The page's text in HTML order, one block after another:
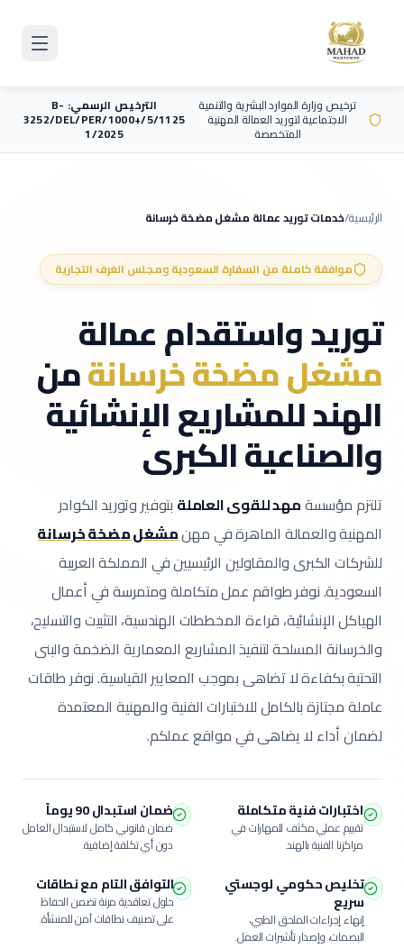
ترخيص وزارة الموارد البشرية والتنمية
الاجتماعية لتوريد العمالة المهنية
المتخصصة
الترخيص الرسمي: B-
3252/DEL/PER/1000+/5/1125
1/2025
الرئيسية/خدمات توريد عمالة مشغل مضخة خرسانة
موافقة كاملة من السفارة السعودية ومجلس الغرف التجارية
توريد واستقدام عمالة
مشغل مضخة خرسانةمن
الهند للمشاريع الإنشائية
والصناعية الكبرى
تلتزم مؤسسةمهد للقوى العاملة بتوفير وتوريد الكوادر
المهنية والعمالة الماهرة في مهنمشغل مضخة خرسانة
للشركات الكبرى والمقاولين الرئيسيين في المملكة العربية
السعودية.نوفر طواقم عمل متكاملة ومتمرسة في أعمال
الهياكل الإنشائية، قراءة المخططات الهندسية، التثبيت والتسليح،
والخرسانة المسلحة لتنفيذ المشاريع المعمارية الضخمة والبنى
التحتية بكفاءة لا تضاهى بموجب المعايير القياسية.نوفر طاقات
عاملة مجتازة بالكامل للاختبارات الفنية والمهنية المعتمدة
لضمان أداء لا يضاهى في مواقع عملكم.
اختبارات فنية متكاملة
تقييم عملي مكثف للمهارات في
مراكزنا الفنية بالهند.
ضمان استبدال 90 يوماً
ضمان قانوني كامل لاستبدال العامل
دون أي تكلفة إضافية.
تخليص حكومي لوجستي
سريع
إنهاء إجراءات الملحق الطبي،
البصمات، وإصدار تأشيرات العمل.
التوافق التام مع نطاقات
حلول تعاقدية مرنة تضمن الحفاظ
على تصنيف نطاقات آمن للمنشأة.